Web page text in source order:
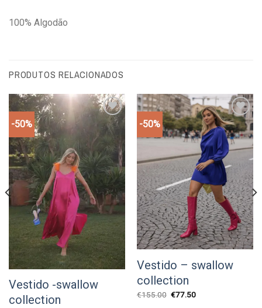
100% Algodão
PRODUTOS RELACIONADOS
-50%
Add to
wishlist
Vestido -swallow
collection
-50%
Add to
wishlist
Vestido – swallow
collection
€155.00 O
€77.50O